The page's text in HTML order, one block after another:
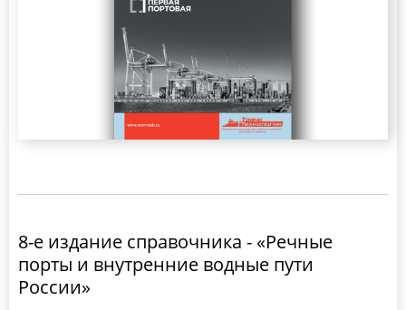
8-е издание справочника - «Речные
порты и внутренние водные пути
России»